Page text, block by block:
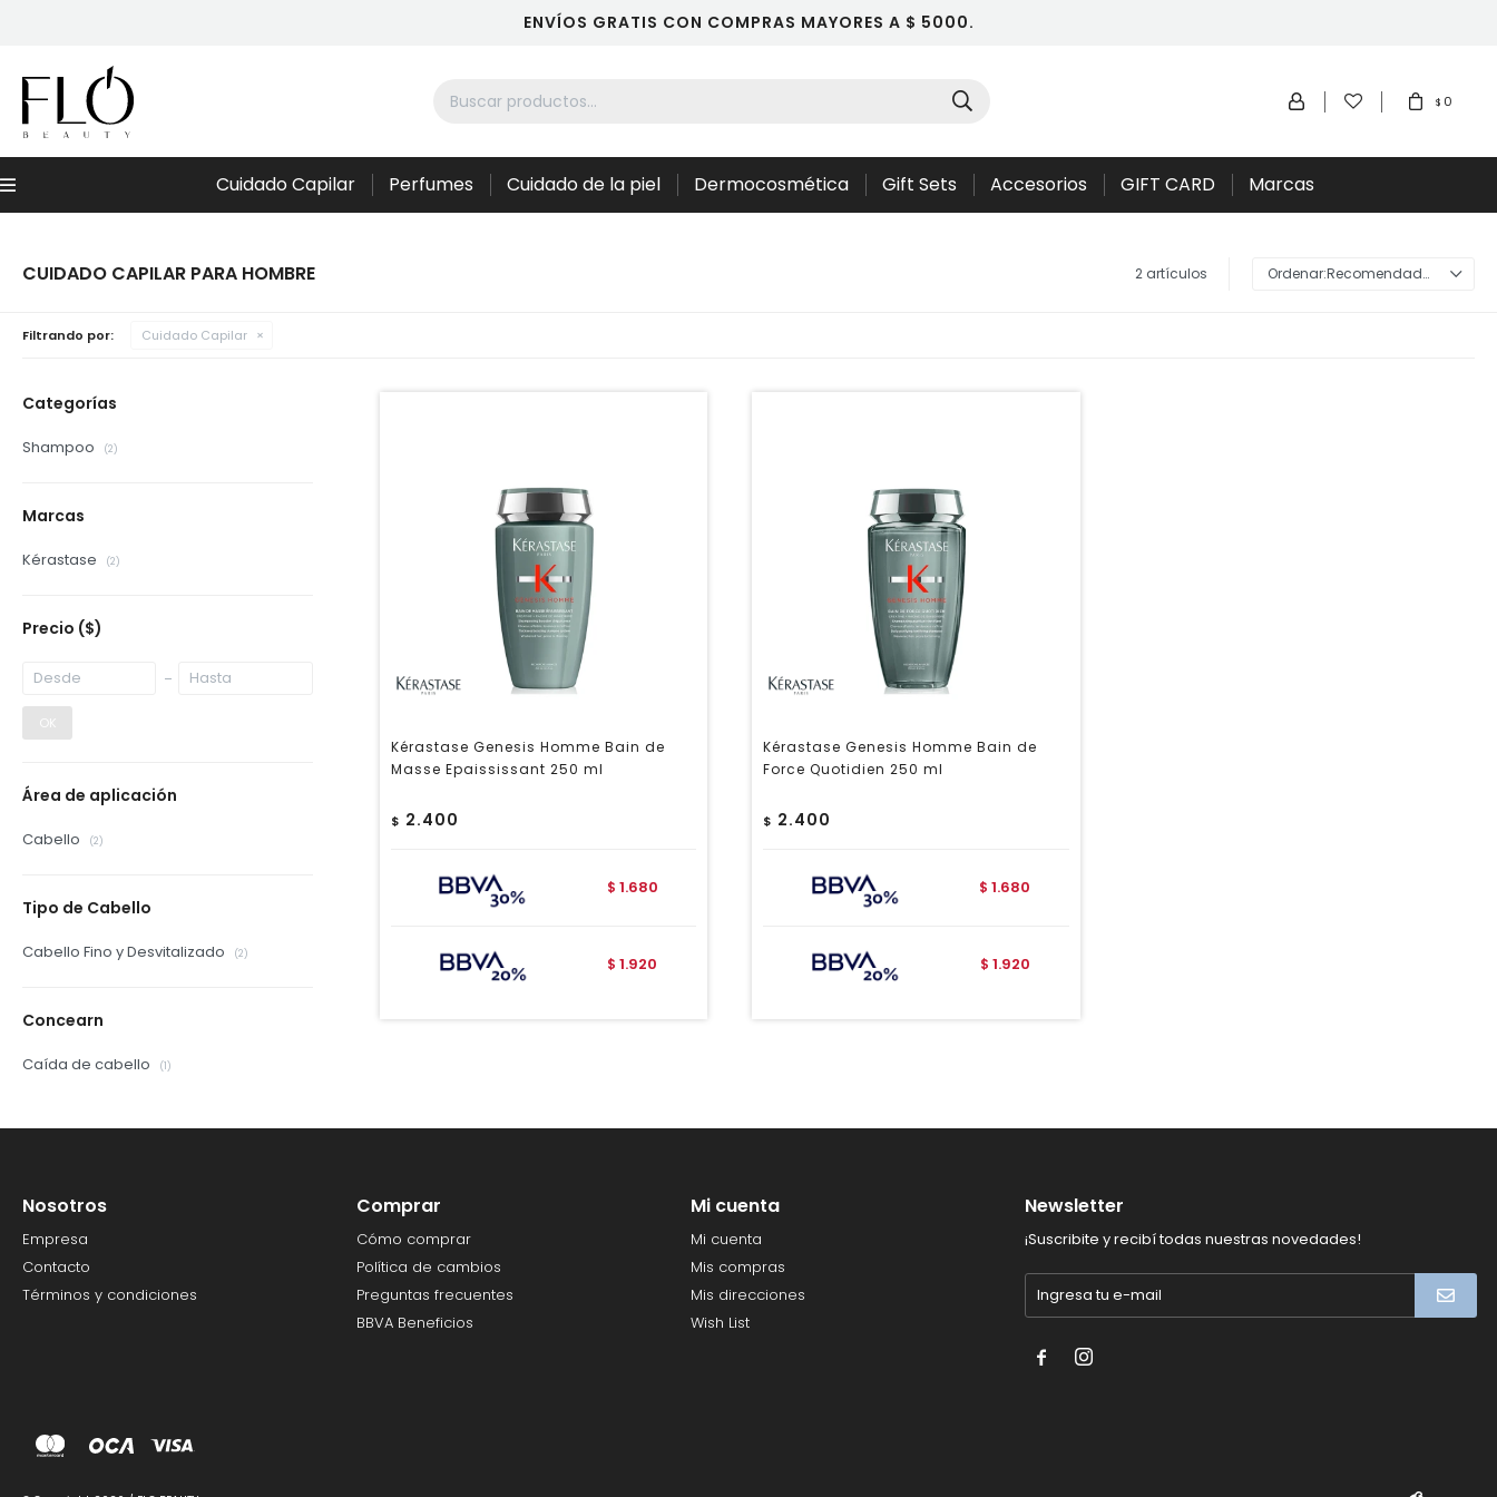
ENVÍOS GRATIS CON COMPRAS MAYORES A $ 5000.
Menú Cuidado Capilar Perfumes Cuidado de la piel Dermocosmética Gift Sets Accesorios GIFT CARD Marcas
$ 0
CUIDADO CAPILAR PARA HOMBRE 2 artículos Recomendados
Filtrando por: Cuidado Capilar
Kérastase Genesis Homme Bain de
Masse Epaississant 250 ml
$ 2.400
$ 1.680
$ 1.920
Kérastase Genesis Homme Bain de
Force Quotidien 250 ml
$ 2.400
$ 1.680
$ 1.920
Categorías
Shampoo (2)
Marcas
Kérastase (2)
Precio ($)
OK
Área de aplicación
Cabello (2)
Tipo de Cabello
Cabello Fino y Desvitalizado (2)
Concearn
Caída de cabello (1)
Nosotros
Empresa
Contacto
Términos y condiciones
Comprar
Cómo comprar
Política de cambios
Preguntas frecuentes
BBVA Beneficios
Mi cuenta
Mi cuenta
Mis compras
Mis direcciones
Wish List
Newsletter
¡Suscribite y recibí todas nuestras novedades!
 